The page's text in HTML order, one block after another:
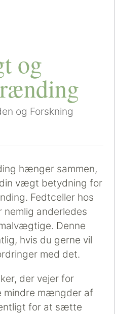
og
og Forskning
hænger sammen,
vægt betydning for
Fedtceller hos
anderledes
Denne
hvis du gerne vil
med det.
der vejer for
mindre mængder af
for at sætte